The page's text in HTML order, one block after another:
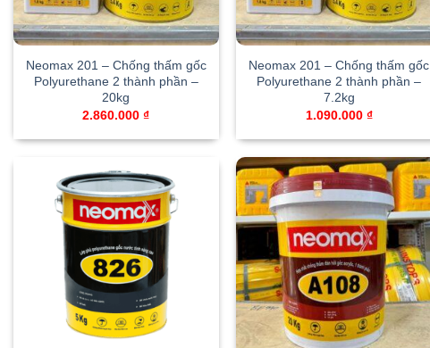
Neomax 201 – Chống thấm gốc
Polyurethane 2 thành phần –
20kg
2.860.000₫
Neomax 201 – Chống thấm gốc
Polyurethane 2 thành phần –
7.2kg
1.090.000 ₫